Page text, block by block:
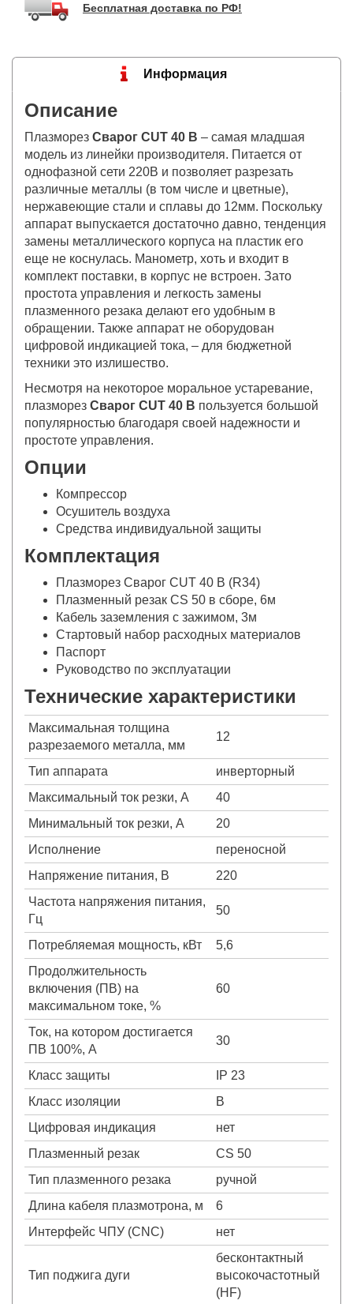
Бесплатная доставка по РФ!
Информация
Описание
Плазморез Сварог CUT 40 B – самая младшая
модель из линейки производителя. Питается от
однофазной сети 220В и позволяет разрезать
различные металлы (в том числе и цветные),
нержавеющие стали и сплавы до 12мм. Поскольку
аппарат выпускается достаточно давно, тенденция
замены металлического корпуса на пластик его
еще не коснулась. Манометр, хоть и входит в
комплект поставки, в корпус не встроен. Зато
простота управления и легкость замены
плазменного резака делают его удобным в
обращении. Также аппарат не оборудован
цифровой индикацией тока, – для бюджетной
техники это излишество.
Несмотря на некоторое моральное устаревание,
плазморез Сварог CUT 40 B пользуется большой
популярностью благодаря своей надежности и
простоте управления.
Опции
Компрессор
Осушитель воздуха
Средства индивидуальной защиты
Комплектация
Плазморез Сварог CUT 40 B (R34)
Плазменный резак CS 50 в сборе, 6м
Кабель заземления с зажимом, 3м
Стартовый набор расходных материалов
Паспорт
Руководство по эксплуатации
Технические характеристики
Максимальная толщина
разрезаемого металла, мм
12
Тип аппарата
инверторный
Максимальный ток резки, А
40
Минимальный ток резки, А
20
Исполнение
переносной
Напряжение питания, В
220
Частота напряжения питания,
Гц
50
Потребляемая мощность, кВт
5,6
Продолжительность
включения (ПВ) на
максимальном токе, %
60
Ток, на котором достигается
ПВ 100%, А
30
Класс защиты
IP 23
Класс изоляции
B
Цифровая индикация
нет
Плазменный резак
CS 50
Тип плазменного резака
ручной
Длина кабеля плазмотрона, м
6
Интерфейс ЧПУ (CNC)
нет
Тип поджига дуги
бесконтактный
высокочастотный
(HF)